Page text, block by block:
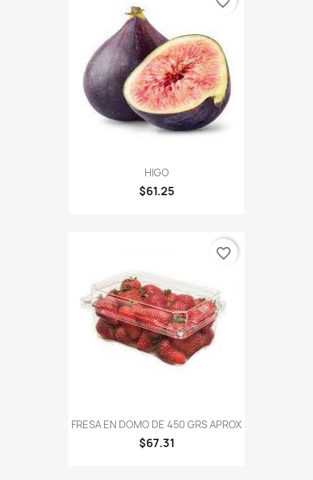
HIGO
$61.25
FRESA EN DOMO DE 450 GRS APROX
$67.31
favorite_border